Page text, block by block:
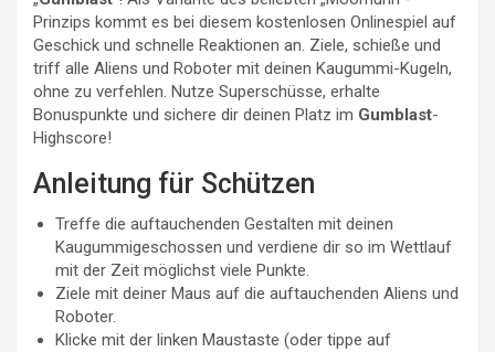
Prinzips kommt es bei diesem kostenlosen Onlinespiel auf
Geschick und schnelle Reaktionen an. Ziele, schieße und
triff alle Aliens und Roboter mit deinen Kaugummi-Kugeln,
ohne zu verfehlen. Nutze Superschüsse, erhalte
Bonuspunkte und sichere dir deinen Platz im Gumblast-
Highscore!
Anleitung für Schützen
Treffe die auftauchenden Gestalten mit deinen
Kaugummigeschossen und verdiene dir so im Wettlauf
mit der Zeit möglichst viele Punkte.
Ziele mit deiner Maus auf die auftauchenden Aliens und
Roboter.
Klicke mit der linken Maustaste (oder tippe auf